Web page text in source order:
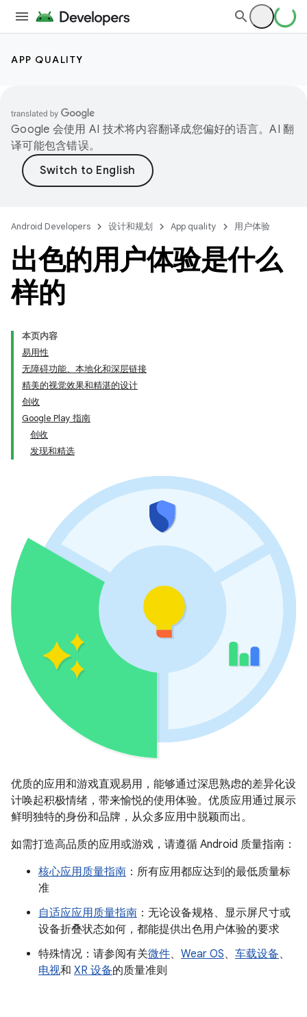
APP QUALITY
Google 会使用 AI 技术将内容翻译成您偏好的语言。AI 翻
译可能包含错误。
Android Developers 设计和规划 App quality 用户体验
出色的用户体验是什么
样的
本页内容
易用性
无障碍功能、本地化和深层链接
精美的视觉效果和精湛的设计
创收
Google Play 指南
创收
发现和精选
优质的应用和游戏直观易用，能够通过深思熟虑的差异化设
计唤起积极情绪，带来愉悦的使用体验。优质应用通过展示
鲜明独特的身份和品牌，从众多应用中脱颖而出。
如需打造高品质的应用或游戏，请遵循 Android 质量指南：
核心应用质量指南 ：所有应用都应达到的最低质量标
准
自适应应用质量指南 ：无论设备规格、显示屏尺寸或
设备折叠状态如何，都能提供出色用户体验的要求
特殊情况：请参阅有关微件、 Wear OS、 车载设备、
电视和 XR 设备的质量准则